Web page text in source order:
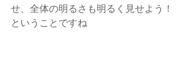
せ、全体の明るさも明るく見せよう！
ということですね